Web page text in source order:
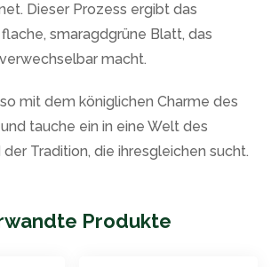
Dieser Prozess ergibt das
smaragdgrüne Blatt, das
macht.
mit dem königlichen Charme des
tauche ein in eine Welt des
Tradition, die ihresgleichen sucht.
Produkte